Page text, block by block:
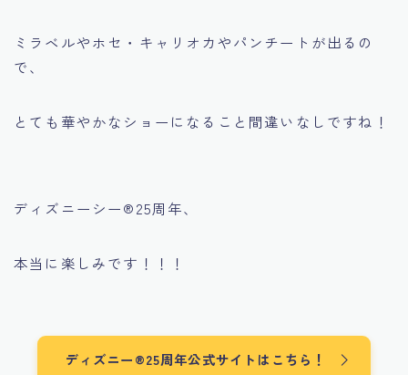
ミラベルやホセ・キャリオカやパンチートが出るの
で、
とても華やかなショーになること間違いなしですね！
ディズニーシー®︎25周年、
本当に楽しみです！！！
ディズニー®︎25周年公式サイトはこちら！